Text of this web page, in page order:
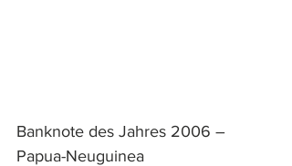
Banknote des Jahres 2006 –
Papua-Neuguinea